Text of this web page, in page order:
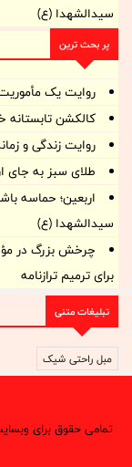
سیدالشهدا (ع)
پر بحث ترین
روایت یک مأموریت بزرگ؛ ۲۲ سال
کالکشن تابستانه
روایت زندگی و
طلای سبز به جای
اربعین؛ حماسه
سیدالشهدا (ع)
برای ترمیم ترازنامه
تبلیغات متنی
مبل راحتی شیک
تمامی حقوق برای